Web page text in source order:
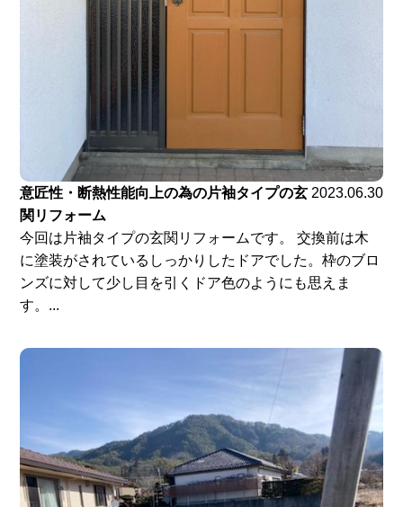
意匠性・断熱性能向上の為の片袖タイプの玄
関リフォーム
2023.06.30
今回は片袖タイプの玄関リフォームです。 交換前は木
に塗装がされているしっかりしたドアでした。枠のブロ
ンズに対して少し目を引くドア色のようにも思えま
す。...